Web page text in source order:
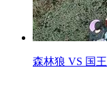
森林狼 VS 国王